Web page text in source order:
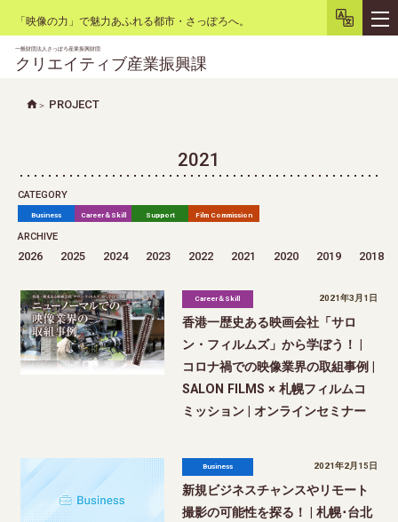
「映像の力」で魅力あふれる都市・さっぽろへ。
一般財団法人さっぽろ産業振興財団
クリエイティブ産業振興課
PROJECT
2021
CATEGORY
Business Career＆Skill Support Film Commission
ARCHIVE
2026 2025 2024 2023 2022 2021 2020 2019 2018
Career＆Skill 2021年3月1日
香港一歴史ある映画会社「サロ
ン・フィルムズ」から学ぼう！ |
コロナ禍での映像業界の取組事例 |
SALON FILMS × 札幌フィルムコ
ミッション | オンラインセミナー
Business 2021年2月15日
新規ビジネスチャンスやリモート
撮影の可能性を探る！ | 札幌･台北